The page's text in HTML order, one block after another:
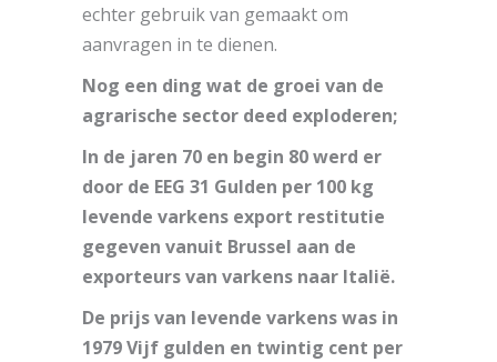
echter gebruik van gemaakt om
aanvragen in te dienen.
Nog een ding wat de groei van de
agrarische sector deed exploderen;
In de jaren 70 en begin 80 werd er
door de EEG 31 Gulden per 100 kg
levende varkens export restitutie
gegeven vanuit Brussel aan de
exporteurs van varkens naar Italië.
De prijs van levende varkens was in
1979 Vijf gulden en twintig cent per